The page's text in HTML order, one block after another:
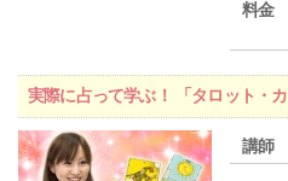
料金
実際に占って学ぶ！ 「タロット・カ
講師